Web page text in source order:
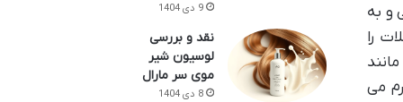
و به
عضلات را
می
9 دی 1404
نقد و بررسی
لوسیون شیر
موی سر مارال
8 دی 1404